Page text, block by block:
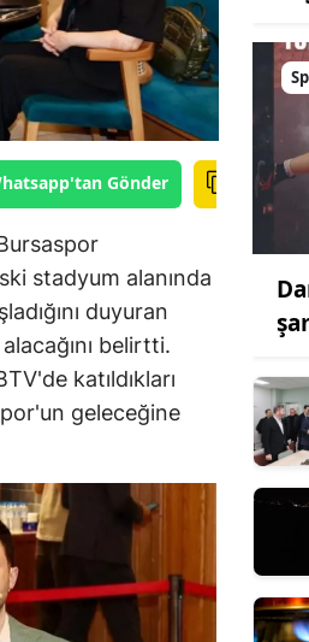
Gönder
stadyum alanında
duyuran
belirtti.
katıldıkları
geleceğine